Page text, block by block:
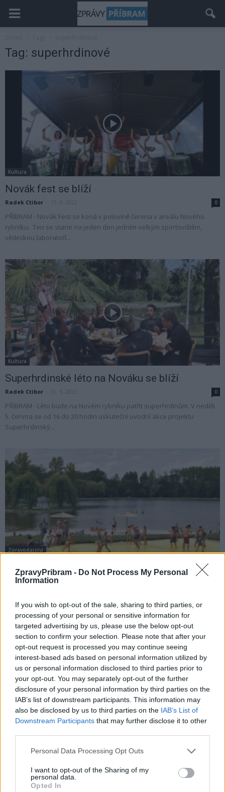
ZpravyPribram - Do Not Process My Personal
Information
If you wish to opt-out of the sale, sharing to third parties, or
processing of your personal or sensitive information for
targeted advertising by us, please use the below opt-out
section to confirm your selection. Please note that after your
opt-out request is processed you may continue seeing
interest-based ads based on personal information utilized by
us or personal information disclosed to third parties prior to
your opt-out. You may separately opt-out of the further
disclosure of your personal information by third parties on the
IAB’s list of downstream participants. This information may
also be disclosed by us to third parties on the IAB’s List of
Downstream Participants that may further disclose it to other
Personal Data Processing Opt Outs
I want to opt-out of the Sharing of my
personal data.
Opted In
Tag: superhrdinové
Kultura
Novák fest se blíží
Radek Ctibor 0
PŘÍBRAM - Novák Fest se koná v polovině června v areálu Nového
rybníku. Ten se stane na jeden den jedním velkým sportovištěm,
vědeckou laboratoří...
Kultura
Superhrdinské léto na Nováku se blíží
Radek Ctibor 0
PŘÍBRAM - Léto bude na Novém rybníku patřit superhrdinům. V neděli
5. června se od 16 do 20 hodin uskuteční uvodní akce projektu
Superhrdinský...
Zpravodajství
Nový rybník v létě ovládnou superhrdinové
z komiksů
PŘÍBRAM - I pro letošní léto připravují Sportovní zařízení města Příbram
(SZM) program pro areál přírodního koupaliště Nového rybníka. Celé
léto se ponese ve...
NOVINKY
Obděnice vzpomínaly na filmovou legendu
6. 8. 2026
podmínky. Horší voda je jen...